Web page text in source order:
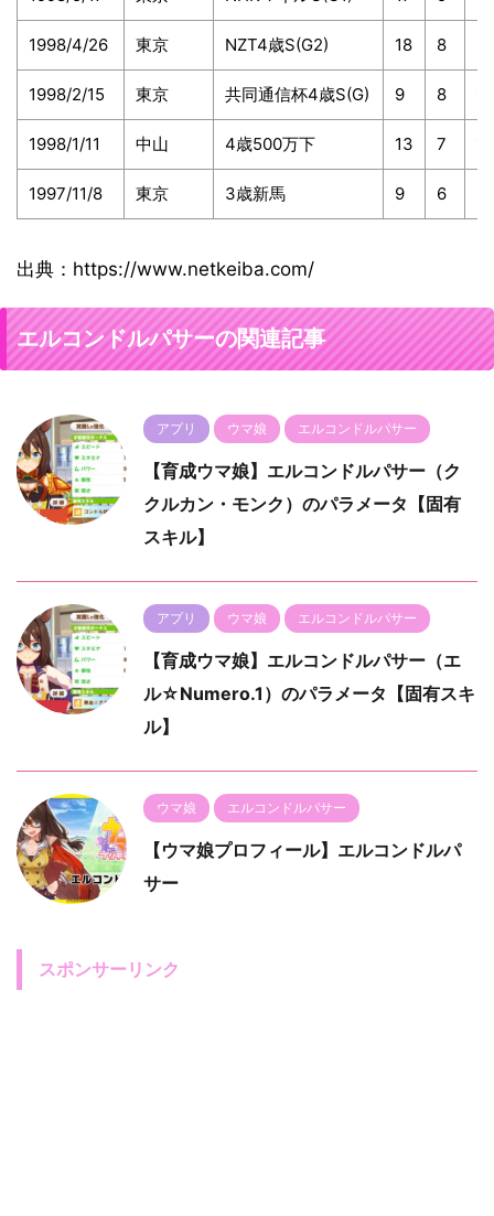
1998/4/26 東京 NZT4歳S(G2) 18 8
1998/2/15 東京 共同通信杯4歳S(G) 9 8
1998/1/11 中山 4歳500万下 13 7
1997/11/8 東京 3歳新馬 9 6
出典：https://www.netkeiba.com/
エルコンドルパサーの関連記事
アプリ ウマ娘 エルコンドルパサー
【育成ウマ娘】エルコンドルパサー（ク
クルカン・モンク）のパラメータ【固有
スキル】
アプリ ウマ娘 エルコンドルパサー
【育成ウマ娘】エルコンドルパサー（エ
ル☆Numero.1）のパラメータ【固有スキ
ル】
ウマ娘 エルコンドルパサー
【ウマ娘プロフィール】エルコンドルパ
サー
スポンサーリンク